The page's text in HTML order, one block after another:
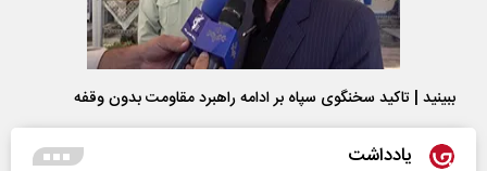
ببینید | تاکید سخنگوی سپاه بر ادامه راهبرد مقاومت بدون وقفه
یادداشت